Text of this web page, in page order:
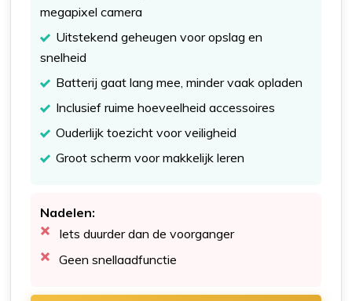
megapixel camera
Uitstekend geheugen voor opslag en
snelheid
Batterij gaat lang mee, minder vaak opladen
Inclusief ruime hoeveelheid accessoires
Ouderlijk toezicht voor veiligheid
Groot scherm voor makkelijk leren
Nadelen:
Iets duurder dan de voorganger
Geen snellaadfunctie